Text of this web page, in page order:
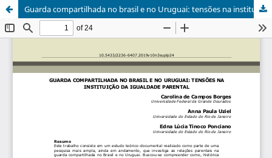
Guarda compartilhada no brasil e no Uruguai: tensões na instituição da igualdade parental